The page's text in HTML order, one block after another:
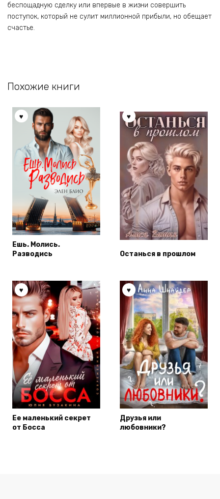
беспощадную сделку или впервые в жизни совершить
поступок, который не сулит миллионной прибыли, но обещает
счастье.
Похожие книги
Ешь. Молись.
Разводись
Останься в прошлом
Ее маленький секрет
от Босса
Друзья или
любовники?